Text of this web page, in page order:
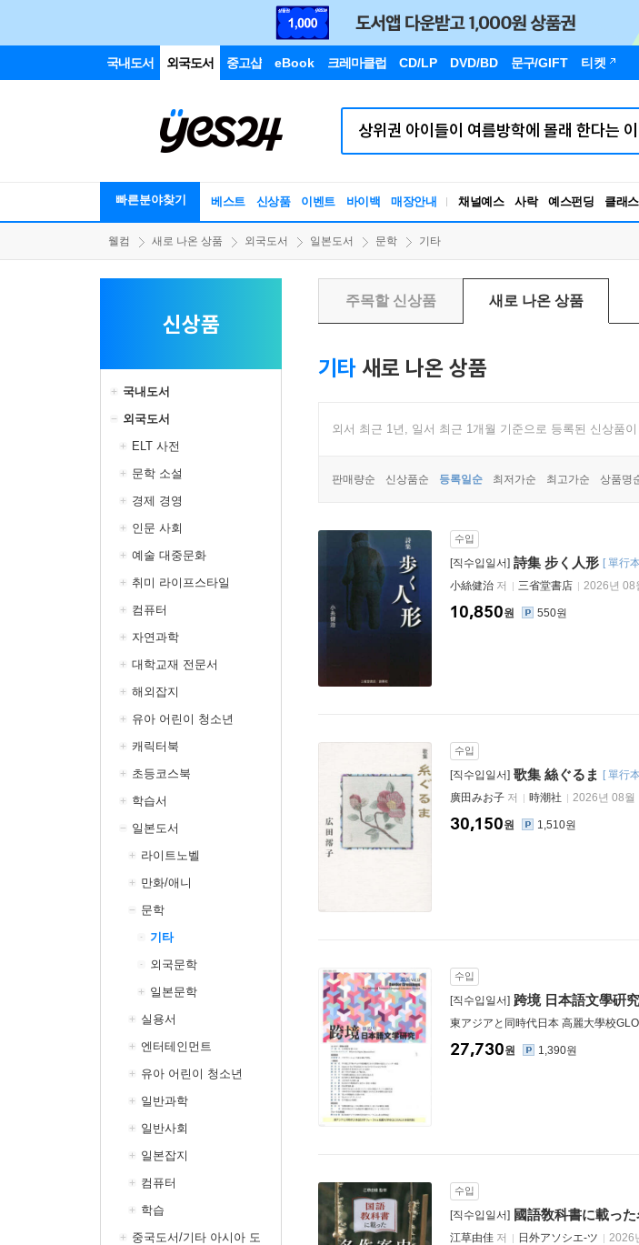
국내도서 외국도서 중고샵 eBook 크레마클럽 CD/LP DVD/BD 문구/GIFT 티켓
빠른분야찾기 베스트 신상품 이벤트 바이백 매장안내 채널예스 사락 예스펀딩 클래
웰컴 새로 나온 상품 외국도서 일본도서 문학 기타
신상품
국내도서
외국도서
ELT 사전
문학 소설
경제 경영
인문 사회
예술 대중문화
취미 라이프스타일
컴퓨터
자연과학
대학교재 전문서
해외잡지
유아 어린이 청소년
캐릭터북
초등코스북
학습서
일본도서
라이트노벨
만화/애니
문학
기타
외국문학
일본문학
실용서
엔터테인먼트
유아 어린이 청소년
일반과학
일반사회
일본잡지
컴퓨터
학습
중국도서/기타 아시아 도
주목할 신상품 새로 나온 상품
기타 새로 나온 상품
외서 최근 1년, 일서 최근 1개월 기준으로 등록된 신상품
판매량순 신상품순 등록일순 최저가순 최고가순 상품명
수입
[직수입일서] 詩集 步く人形 [單行
小絲健治 저 三省堂書店 2026년 08
10,850원 550원
수입
[직수입일서] 歌集 絲ぐるま [單行
廣田みお子 저 時潮社 2026년 08월
30,150원 1,510원
수입
[직수입일서] 跨境 日本語文學硏
東アジアと同時代日本 高麗大學校
27,730원 1,390원
수입
[직수입일서] 國語敎科書に載っ
江草由佳 저 日外アソシエ-ツ 2026